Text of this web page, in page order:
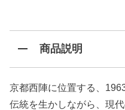
商品説明
京都西陣に位置する、
伝統を生かしながら、現